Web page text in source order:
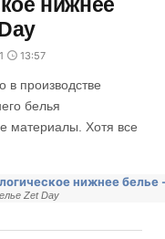
13:57
в производстве
белья
материалы. Хотя все
Zet Day